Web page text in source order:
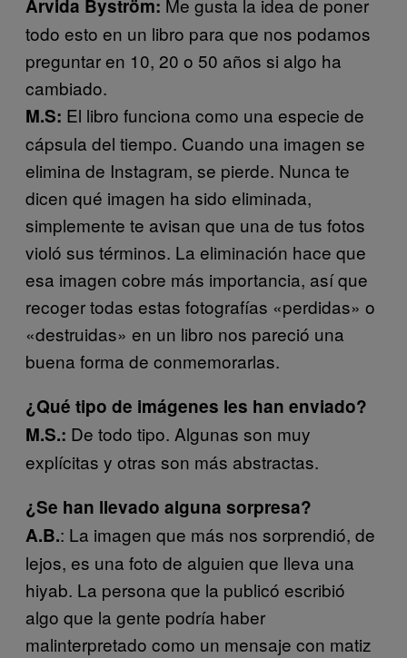
Arvida Byström:
todo esto en un libro para que nos podamos
preguntar en 10, 20 o 50 años si algo ha
cambiado.
M.S: El libro funciona como una especie de
cápsula del tiempo. Cuando una imagen se
elimina de Instagram, se pierde. Nunca te
dicen qué imagen ha sido eliminada,
simplemente te avisan que una de tus fotos
violó sus términos. La eliminación hace que
esa imagen cobre más importancia, así que
recoger todas estas fotografías «perdidas» o
«destruidas» en un libro nos pareció una
buena forma de conmemorarlas.
¿Qué tipo de imágenes les han enviado?
M.S.: De todo tipo. Algunas son muy
explícitas y otras son más abstractas.
¿Se han llevado alguna sorpresa?
A.B.: La imagen que más nos sorprendió, de
lejos, es una foto de alguien que lleva una
hiyab. La persona que la publicó escribió
algo que la gente podría haber
malinterpretado como un mensaje con matiz